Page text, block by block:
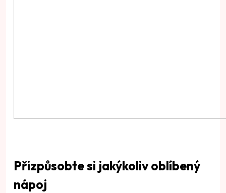
Přizpůsobte si jakýkoliv oblíbený
nápoj